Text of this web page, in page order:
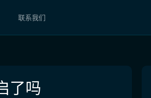
联系我们
了吗